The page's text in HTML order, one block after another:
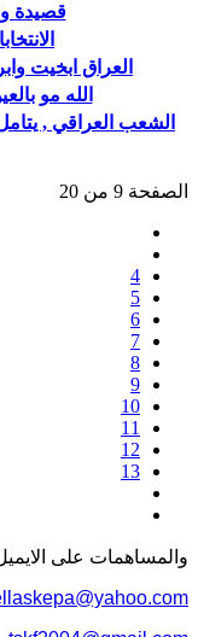
قصيدة
العراق ابخيت
الله مو
الشعب العراقي ,
الصفحة 9 من 20
4
5
6
7
8
9
10
11
12
13
والمساهمات علی